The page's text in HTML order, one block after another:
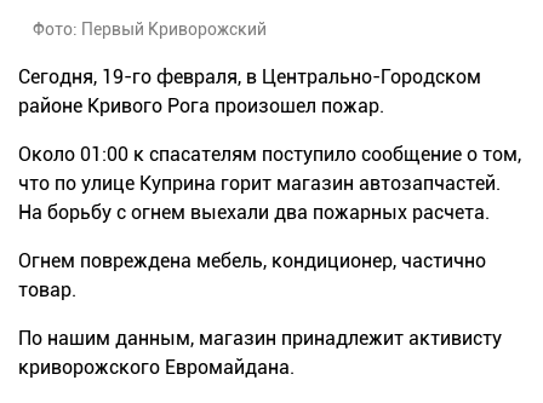
Фото: Первый Криворожский
Сегодня, 19-го февраля, в Центрально-Городском
районе Кривого Рога произошел пожар.
Около 01:00 к спасателям поступило сообщение о том,
что по улице Куприна горит магазин автозапчастей.
На борьбу с огнем выехали два пожарных расчета.
Огнем повреждена мебель, кондиционер, частично
товар.
По нашим данным, магазин принадлежит активисту
криворожского Евромайдана.